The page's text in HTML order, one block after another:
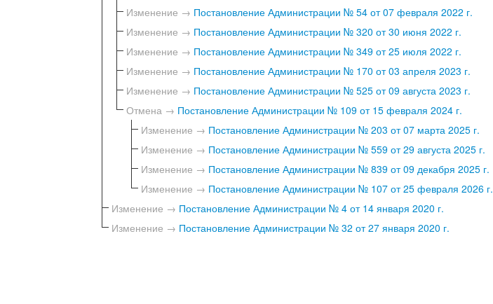
Изменение → Постановление Администрации № 54 от 07 февраля 2022 г.
Изменение → Постановление Администрации № 320 от 30 июня 2022 г.
Изменение → Постановление Администрации № 349 от 25 июля 2022 г.
Изменение → Постановление Администрации № 170 от 03 апреля 2023 г.
Изменение → Постановление Администрации № 525 от 09 августа 2023 г.
Отмена → Постановление Администрации № 109 от 15 февраля 2024 г.
Изменение → Постановление Администрации № 203 от 07 марта 2025 г.
Изменение → Постановление Администрации № 559 от 29 августа 2025 г.
Изменение → Постановление Администрации № 839 от 09 декабря 2025 г.
Изменение → Постановление Администрации № 107 от 25 февраля 2026 г.
Изменение → Постановление Администрации № 4 от 14 января 2020 г.
Изменение → Постановление Администрации № 32 от 27 января 2020 г.